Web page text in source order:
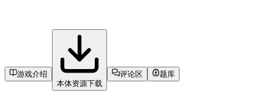
游戏介绍
本体资源下载
评论区 题库